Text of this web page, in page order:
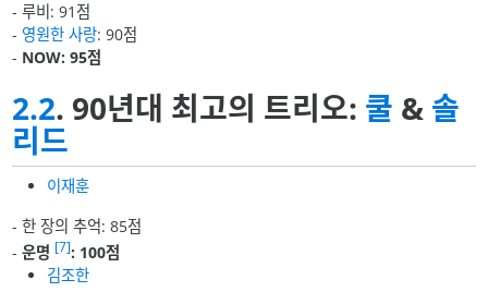
- 루비: 91점
- 영원한 사랑: 90점
- NOW: 95점
2.2. 90년대 최고의 트리오: 쿨 & 솔
리드
이재훈
- 한 장의 추억: 85점
-운명 [7]: 100점
김조한